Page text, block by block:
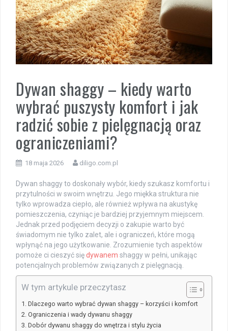
Dywan shaggy – kiedy warto
wybrać puszysty komfort i jak
radzić sobie z pielęgnacją oraz
ograniczeniami?
18 maja 2026 diligo.com.pl
Dywan shaggy to doskonały wybór, kiedy szukasz komfortu i
przytulności w swoim wnętrzu. Jego miękka struktura nie
tylko wprowadza ciepło, ale również wpływa na akustykę
pomieszczenia, czyniąc je bardziej przyjemnym miejscem.
Jednak przed podjęciem decyzji o zakupie warto być
świadomym nie tylko zalet, ale i ograniczeń, które mogą
wpłynąć na jego użytkowanie. Zrozumienie tych aspektów
pomoże ci cieszyć siędywanem shaggy w pełni, unikając
potencjalnych problemów związanych z pielęgnacją.
W tym artykule przeczytasz
Dlaczego warto wybrać dywan shaggy – korzyści i komfort
Ograniczenia i wady dywanu shaggy
Dobór dywanu shaggy do wnętrza i stylu życia